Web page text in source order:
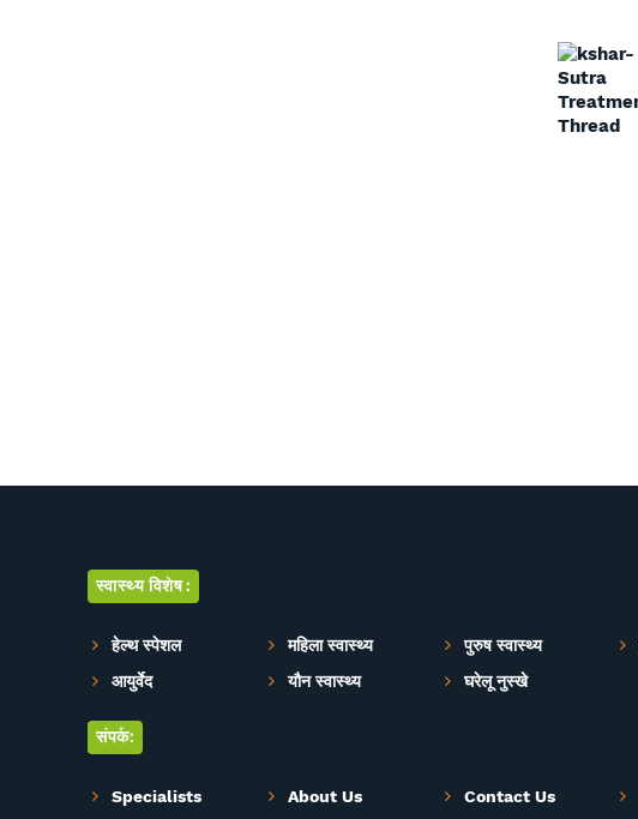
स्वास्थ्य विशेष:
हेल्थ स्पेशल महिला स्वास्थ्य पुरुष स्वास्थ्य
आयुर्वेद
यौन स्वास्थ्य घरेलू नुस्खे
संपर्क:
Specialists About Us Contact Us